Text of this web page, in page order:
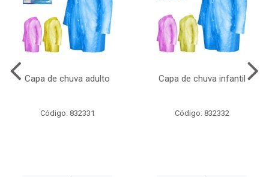
Capa de chuva adulto
Código: 832331
Capa de chuva infantil
Código: 832332